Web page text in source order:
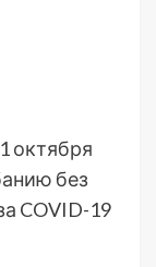
октября
без
COVID-19